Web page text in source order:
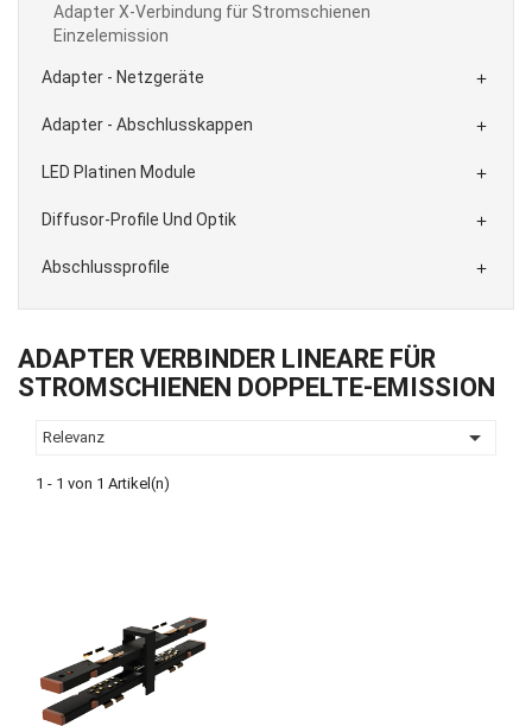
Adapter X-Verbindung für Stromschienen
Einzelemission
Adapter - Netzgeräte 
Adapter - Abschlusskappen 
LED Platinen Module 
Diffusor-Profile Und Optik 
Abschlussprofile 
ADAPTER VERBINDER LINEARE FÜR
STROMSCHIENEN DOPPELTE-EMISSION
Relevanz 
1 - 1 von 1 Artikel(n)